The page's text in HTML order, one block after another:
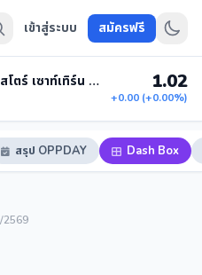
เข้าสู่ระบบ สมัครฟรี
บริษัท เคแอนด์เค ซุปเปอร์สโตร์ เซาท์เทิร์น จำกัด (มหาชน) 1.02
+0.00 (+0.00%)
สรุป OPPDAY Dash Box
2569